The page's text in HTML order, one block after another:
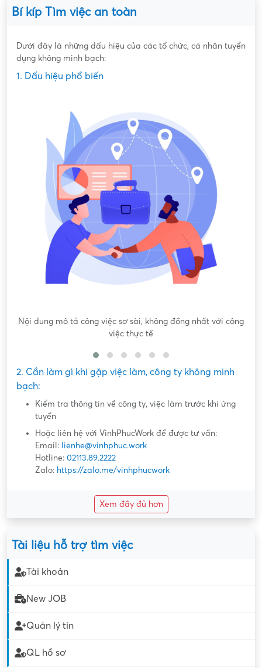
Bí kíp Tìm việc an toàn
Dưới đây là những dấu hiệu của các tổ chức, cá nhân tuyển
dụng không minh bạch:
1. Dấu hiệu phổ biến
Nội dung mô tả công việc sơ sài, không đồng nhất với công
việc thực tế
2. Cần làm gì khi gặp việc làm, công ty không minh
bạch:
Kiểm tra thông tin về công ty, việc làm trước khi ứng
tuyển
Hoặc liên hệ với VinhPhucWork để được tư vấn:
Email: lienhe@vinhphuc.work
Hotline: 02113.89.2222
Zalo: https://zalo.me/vinhphucwork
Xem đầy đủ hơn
Tài liệu hỗ trợ tìm việc
Tài khoản
New JOB
Quản lý tin
QL hồ sơ